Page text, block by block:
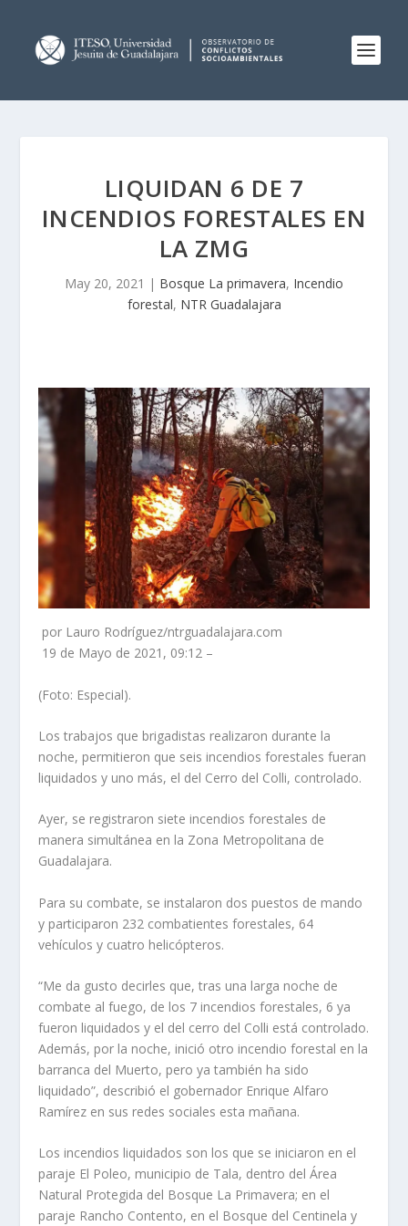
LIQUIDAN 6 DE 7
INCENDIOS FORESTALES EN
LA ZMG
May 20, 2021 | Bosque La primavera, Incendio
forestal, NTR Guadalajara
por Lauro Rodríguez/ntrguadalajara.com
19 de Mayo de 2021, 09:12 –
(Foto: Especial).
Los trabajos que brigadistas realizaron durante la
noche, permitieron que seis incendios forestales fueran
liquidados y uno más, el del Cerro del Colli, controlado.
Ayer, se registraron siete incendios forestales de
manera simultánea en la Zona Metropolitana de
Guadalajara.
Para su combate, se instalaron dos puestos de mando
y participaron 232 combatientes forestales, 64
vehículos y cuatro helicópteros.
“Me da gusto decirles que, tras una larga noche de
combate al fuego, de los 7 incendios forestales, 6 ya
fueron liquidados y el del cerro del Colli está controlado.
Además, por la noche, inició otro incendio forestal en la
barranca del Muerto, pero ya también ha sido
liquidado”, describió el gobernador Enrique Alfaro
Ramírez en sus redes sociales esta mañana.
Los incendios liquidados son los que se iniciaron en el
paraje El Poleo, municipio de Tala, dentro del Área
Natural Protegida del Bosque La Primavera; en el
paraje Rancho Contento, en el Bosque del Centinela y